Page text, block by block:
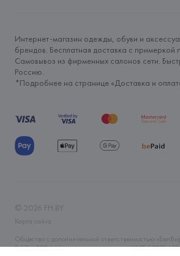
Интернет-магазин одежды, обуви и
брендов. Бесплатная доставка с примеркой
Самовывоз из фирменных салонов сети.
Россию.
*Подробнее на странице «Доставка и
© 2026 FH.BY
Карта сайта
Общество с дополнительной ответственностью
06.04.2006 Минским горисполкомом. УНП